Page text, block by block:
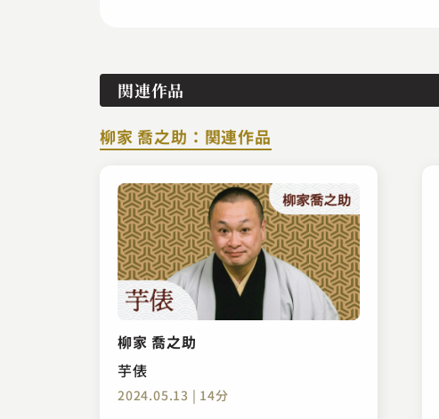
関連作品
柳家 喬之助：関連作品
柳家 喬之助
芋俵
2024.05.13 | 14分